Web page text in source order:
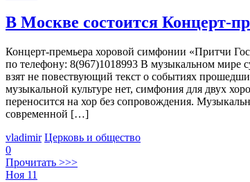
В Москве состоится Концерт-
Концерт-премьера хоровой симфонии «Притчи
по телефону: 8(967)1018993 В музыкальном мире
взят не повествующий текст о событиях
музыкальной культуре нет, симфония для двух
переносится на хор без сопровождения.
современной […]
vladimir Церковь и общество
0
Прочитать >>>
Ноя 11